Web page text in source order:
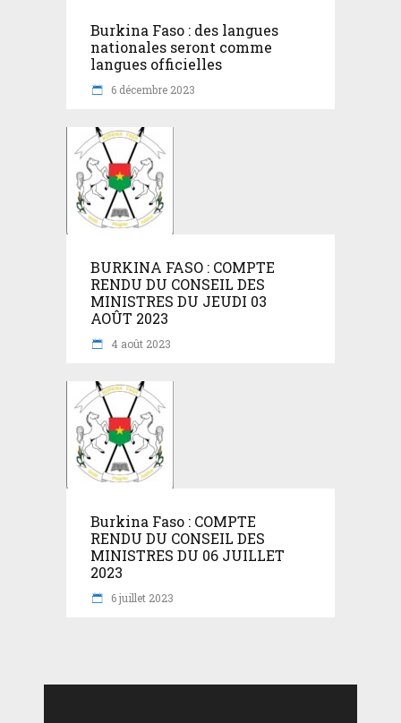
Burkina Faso : des langues
nationales seront comme
langues officielles
6 décembre 2023
BURKINA FASO : COMPTE
RENDU DU CONSEIL DES
MINISTRES DU JEUDI 03
AOÛT 2023
4 août 2023
Burkina Faso : COMPTE
RENDU DU CONSEIL DES
MINISTRES DU 06 JUILLET
2023
6 juillet 2023